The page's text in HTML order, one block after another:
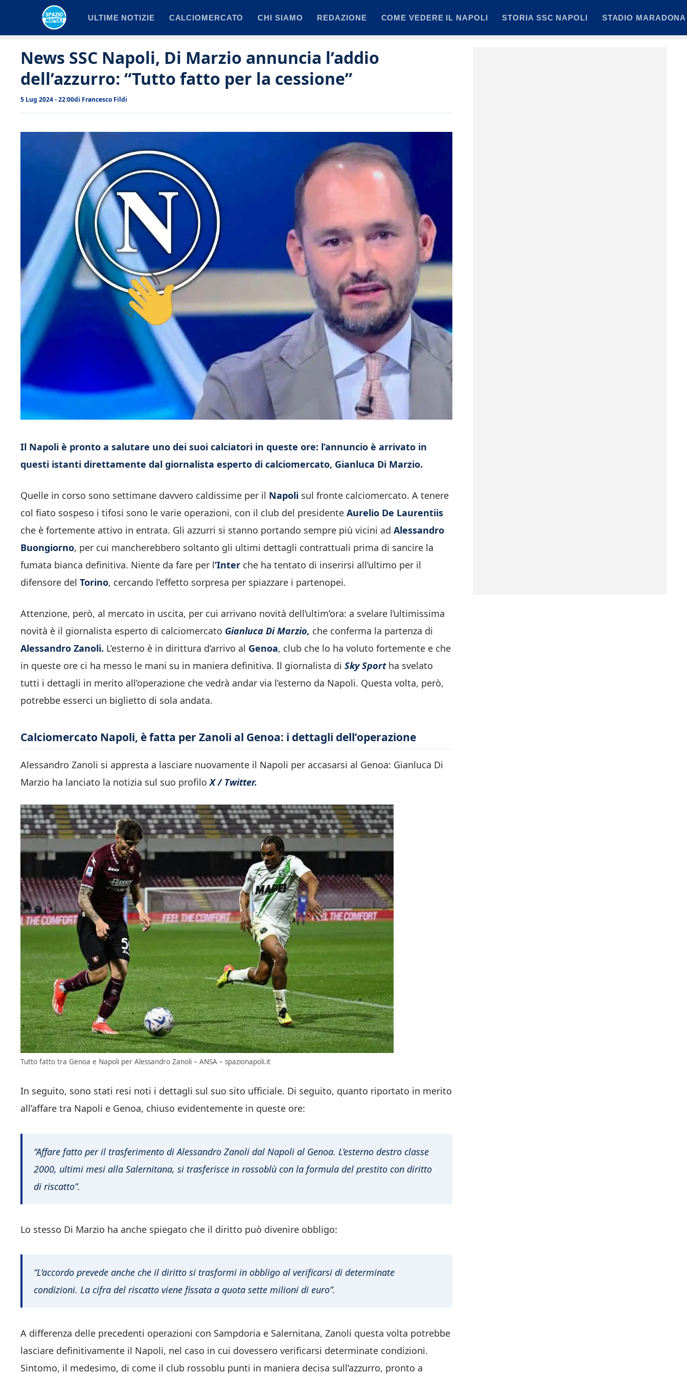
ULTIME NOTIZIE CALCIOMERCATO CHI SIAMO REDAZIONE COME VEDERE IL NAPOLI STORIA SSC NAPOLI STADIO MARADONA
News SSC Napoli, Di Marzio annuncia l’addio
dell’azzurro: “Tutto fatto per la cessione”
5 Lug 2024 - 22:00di Francesco Fildi
Il Napoli è pronto a salutare uno dei suoi calciatori in queste ore: l’annuncio è arrivato in
questi istanti direttamente dal giornalista esperto di calciomercato, Gianluca Di Marzio.
Quelle in corso sono settimane davvero caldissime per il Napoli sul fronte calciomercato. A tenere
col fiato sospeso i tifosi sono le varie operazioni, con il club del presidente Aurelio De Laurentiis
che è fortemente attivo in entrata. Gli azzurri si stanno portando sempre più vicini ad Alessandro
Buongiorno, per cui mancherebbero soltanto gli ultimi dettagli contrattuali prima di sancire la
fumata bianca definitiva. Niente da fare per l‘Inter che ha tentato di inserirsi all’ultimo per il
difensore del Torino, cercando l’effetto sorpresa per spiazzare i partenopei.
Attenzione, però, al mercato in uscita, per cui arrivano novità dell’ultim’ora: a svelare l’ultimissima
novità è il giornalista esperto di calciomercato Gianluca Di Marzio, che conferma la partenza di
Alessandro Zanoli. L’esterno è in dirittura d’arrivo al Genoa, club che lo ha voluto fortemente e che
in queste ore ci ha messo le mani su in maniera definitiva. Il giornalista di Sky Sportha svelato
tutti i dettagli in merito all’operazione che vedrà andar via l’esterno da Napoli. Questa volta, però,
potrebbe esserci un biglietto di sola andata.
Calciomercato Napoli, è fatta per Zanoli al Genoa: i dettagli dell’operazione
Alessandro Zanoli si appresta a lasciare nuovamente il Napoli per accasarsi al Genoa: Gianluca Di
Marzio ha lanciato la notizia sul suo profilo X / Twitter.
Tutto fatto tra Genoa e Napoli per Alessandro Zanoli – ANSA – spazionapoli.it
In seguito, sono stati resi noti i dettagli sul suo sito ufficiale. Di seguito, quanto riportato in merito
all’affare tra Napoli e Genoa, chiuso evidentemente in queste ore:
“Affare fatto per il trasferimento di Alessandro Zanoli dal Napoli al Genoa. L’esterno destro classe
2000, ultimi mesi alla Salernitana, si trasferisce in rossoblù con la formula del prestito con diritto
di riscatto”.
Lo stesso Di Marzio ha anche spiegato che il diritto può divenire obbligo:
“L’accordo prevede anche che il diritto si trasformi in obbligo al verificarsi di determinate
condizioni. La cifra del riscatto viene fissata a quota sette milioni di euro”.
A differenza delle precedenti operazioni con Sampdoria e Salernitana, Zanoli questa volta potrebbe
lasciare definitivamente il Napoli, nel caso in cui dovessero verificarsi determinate condizioni.
Sintomo, il medesimo, di come il club rossoblu punti in maniera decisa sull’azzurro, pronto a